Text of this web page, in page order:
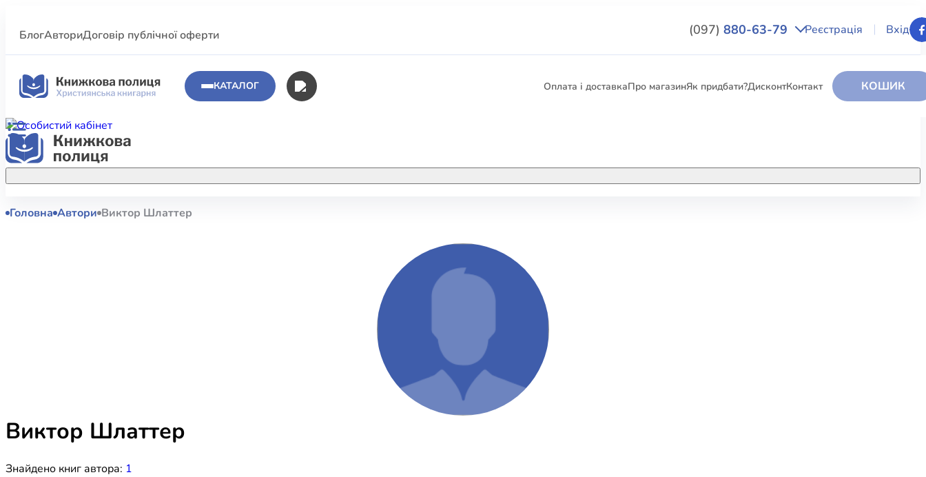
БлогАвториДоговір публічної оферти (097) 880-63-79 Реєстрація Вхід
КАТАЛОГ Оплата і доставкаПро магазинЯк придбати?ДисконтКонтакт КОШИК
Акційні пропозиції
КНИГИ
Біблійне консультування
ЕЛЕКТРОННІ КНИГИ
КНИГА В КОМПЛЕКТІ
Головна Автори Виктор Шлаттер
Виктор Шлаттер
Знайдено книг автора: 1